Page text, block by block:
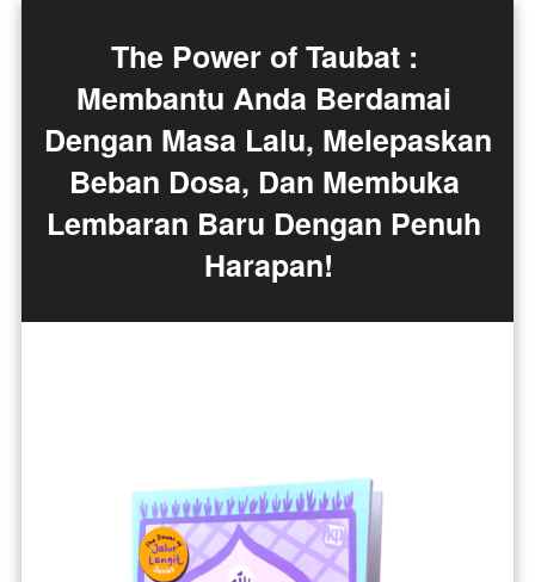
The Power of Taubat :
Membantu Anda Berdamai
Dengan Masa Lalu, Melepaskan
Beban Dosa, Dan Membuka
Lembaran Baru Dengan Penuh
Harapan!